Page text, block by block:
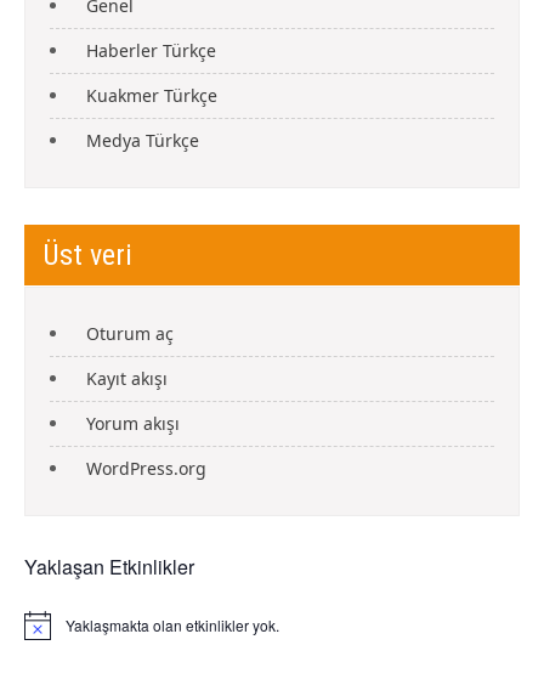
Genel
Haberler Türkçe
Kuakmer Türkçe
Medya Türkçe
Üst veri
Oturum aç
Kayıt akışı
Yorum akışı
WordPress.org
Yaklaşan Etkinlikler
N
Yaklaşmakta olan etkinlikler yok.